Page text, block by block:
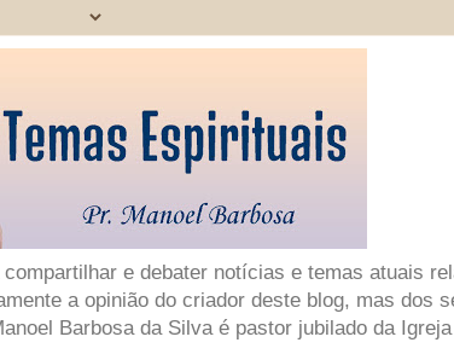
e debater notícias e temas atuais
a opinião do criador deste blog, mas
Barbosa da Silva é pastor jubilado da